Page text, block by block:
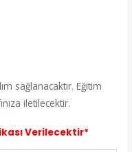
sağlanacaktır. Eğitim
iletilecektir.
Verilecektir*